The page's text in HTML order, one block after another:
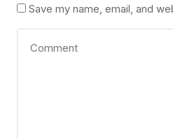
Save my name, email, and